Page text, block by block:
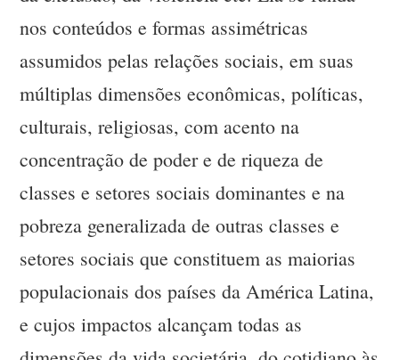
nos conteúdos e formas assimétricas
assumidos pelas relações sociais, em suas
múltiplas dimensões econômicas, políticas,
culturais, religiosas, com acento na
concentração de poder e de riqueza de
classes e setores sociais dominantes e na
pobreza generalizada de outras classes e
setores sociais que constituem as maiorias
populacionais dos países da América Latina,
e cujos impactos alcançam todas as